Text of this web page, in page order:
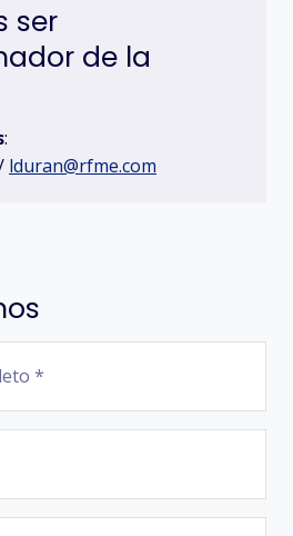
ser
de la
:
lduran@rfme.com